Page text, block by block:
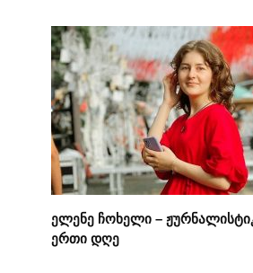
ელენე ჩოხელი –
ერთი დღე